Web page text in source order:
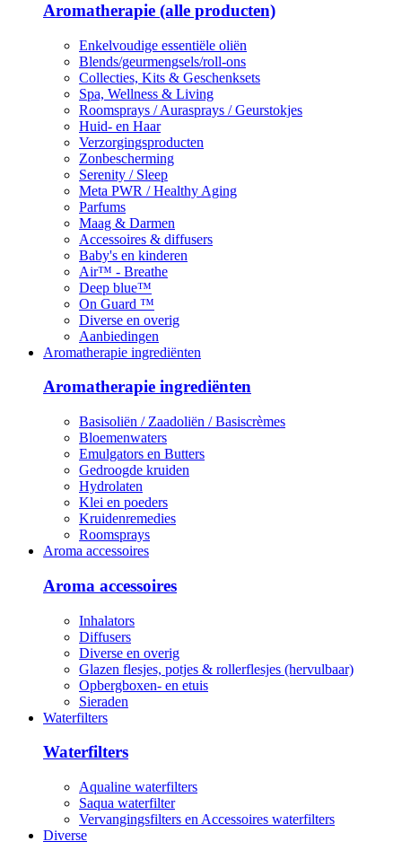
Aromatherapie (alle producten)
Enkelvoudige essentiële oliën
Blends/geurmengsels/roll-ons
Collecties, Kits & Geschenksets
Spa, Wellness & Living
Roomsprays / Aurasprays / Geurstokjes
Huid- en Haar
Verzorgingsproducten
Zonbescherming
Serenity / Sleep
Meta PWR / Healthy Aging
Parfums
Maag & Darmen
Accessoires & diffusers
Baby's en kinderen
Air™ - Breathe
Deep blue™
On Guard ™
Diverse en overig
Aanbiedingen
Aromatherapie ingrediënten
Aromatherapie ingrediënten
Basisoliën / Zaadoliën / Basiscrèmes
Bloemenwaters
Emulgators en Butters
Gedroogde kruiden
Hydrolaten
Klei en poeders
Kruidenremedies
Roomsprays
Aroma accessoires
Aroma accessoires
Inhalators
Diffusers
Diverse en overig
Glazen flesjes, potjes & rollerflesjes (hervulbaar)
Opbergboxen- en etuis
Sieraden
Waterfilters
Waterfilters
Aqualine waterfilters
Saqua waterfilter
Vervangingsfilters en Accessoires waterfilters
Diverse